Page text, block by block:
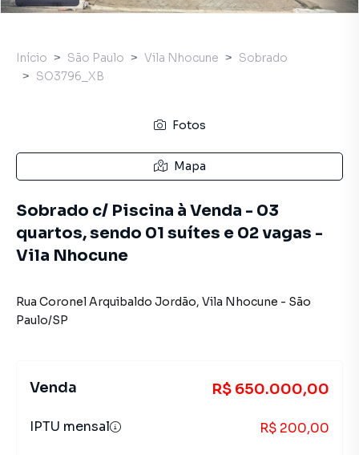
Início São Paulo Vila Nhocune
Sobrado
SO3796_XB
Fotos
Mapa
Sobrado c/ Piscina à Venda - 03
quartos, sendo 01 suítes e 02 vagas -
Vila Nhocune
Rua Coronel Arquibaldo Jordão, Vila Nhocune - São
Paulo/SP
Venda R$ 650.000,00
IPTU mensal R$ 200,00